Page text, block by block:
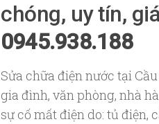
chóng, uy tín,
0945.938.188
Sửa chữa điện nước tại
gia đình, văn phòng, nhà
sự cố mất điện do: tủ điện,